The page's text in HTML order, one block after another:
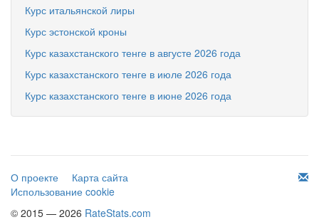
Курс итальянской лиры
Курс эстонской кроны
Курс казахстанского тенге в августе 2026 года
Курс казахстанского тенге в июле 2026 года
Курс казахстанского тенге в июне 2026 года
О проекте
Карта сайта
Использование cookie
© 2015 — 2026 RateStats.com